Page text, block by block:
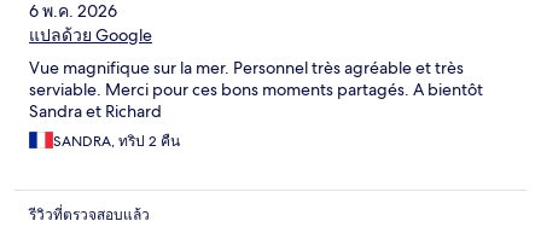
6 พ.ค. 2026
แปลด้วย Google
Vue magnifique sur la mer. Personnel très agréable et très
serviable. Merci pour ces bons moments partagés. A bientôt
Sandra et Richard
SANDRA, ทริป 2 คืน
รีวิวที่ตรวจสอบแล้ว